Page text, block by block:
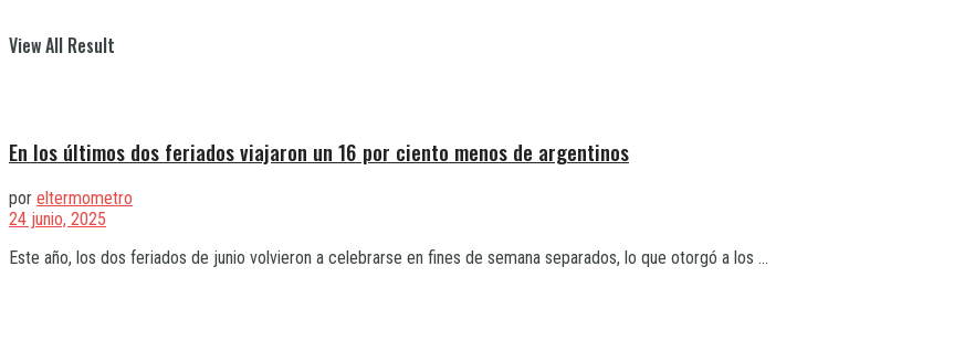
View All Result
En los últimos dos feriados viajaron un 16 por ciento menos de argentinos
por eltermometro
24 junio, 2025
Este año, los dos feriados de junio volvieron a celebrarse en fines de semana separados, lo que otorgó a los ...